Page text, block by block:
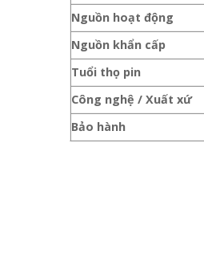
Nguồn hoạt động
Nguồn khẩn cấp
Tuổi thọ pin
Công nghệ / Xuất xứ
Bảo hành